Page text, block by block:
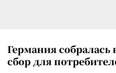
Германия собралась
сбор для